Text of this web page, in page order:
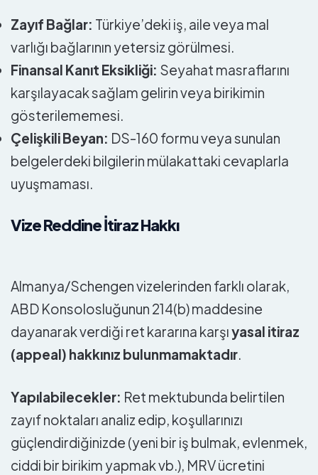
Zayıf Bağlar: Türkiye’deki iş, aile veya mal
varlığı bağlarının yetersiz görülmesi.
Finansal Kanıt Eksikliği: Seyahat masraflarını
karşılayacak sağlam gelirin veya birikimin
gösterilememesi.
Çelişkili Beyan: DS-160 formu veya sunulan
belgelerdeki bilgilerin mülakattaki cevaplarla
uyuşmaması.
Vize Reddine İtiraz Hakkı
Almanya/Schengen vizelerinden farklı olarak,
ABD Konsolosluğunun 214(b) maddesine
dayanarak verdiği ret kararına karşıyasal itiraz
(appeal) hakkınız bulunmamaktadır.
Yapılabilecekler: Ret mektubunda belirtilen
zayıf noktaları analiz edip, koşullarınızı
güçlendirdiğinizde (yeni bir iş bulmak, evlenmek,
ciddi bir birikim yapmak vb.), MRV ücretini